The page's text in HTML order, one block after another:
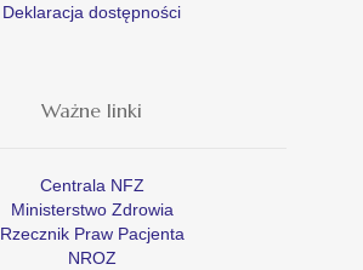
Deklaracja dostępności
Ważne linki
Centrala NFZ
Ministerstwo Zdrowia
Rzecznik Praw Pacjenta
NROZ